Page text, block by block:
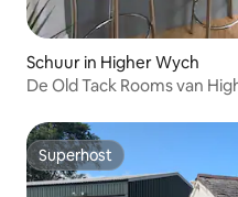
Schuur in Higher Wych
De Old Tack Rooms van
Superhost
Superhost